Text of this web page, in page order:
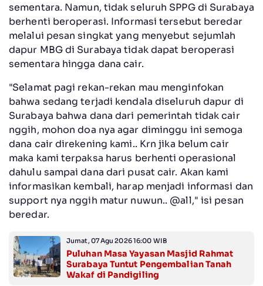
sementara. Namun, tidak seluruh SPPG di Surabaya
berhenti beroperasi. Informasi tersebut beredar
melalui pesan singkat yang menyebut sejumlah
dapur MBG di Surabaya tidak dapat beroperasi
sementara hingga dana cair.
"Selamat pagi rekan-rekan mau menginfokan
bahwa sedang terjadi kendala diseluruh dapur di
Surabaya bahwa dana dari pemerintah tidak cair
nggih, mohon doa nya agar diminggu ini semoga
dana cair direkening kami.. Krn jika belum cair
maka kami terpaksa harus berhenti operasional
dahulu sampai dana dari pusat cair. Akan kami
informasikan kembali, harap menjadi informasi dan
support nya nggih matur nuwun.. @all," isi pesan
beredar.
Jumat, 07 Agu 2026 16:00 WIB
Puluhan Masa Yayasan Masjid Rahmat
Surabaya Tuntut Pengembalian Tanah
Wakaf di Pandigiling